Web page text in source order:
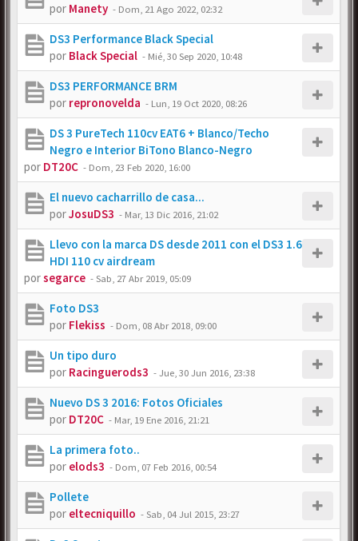
por Manety - Dom, 21 Ago 2022, 02:32
DS3 Performance Black Special
por Black Special - Mié, 30 Sep 2020, 10:48
DS3 PERFORMANCE BRM
por repronovelda - Lun, 19 Oct 2020, 08:26
DS 3 PureTech 110cv EAT6 + Blanco/Techo
Negro e Interior BiTono Blanco-Negro
por DT20C - Dom, 23 Feb 2020, 16:00
El nuevo cacharrillo de casa...
porJosuDS3 - Mar, 13 Dic 2016, 21:02
Llevo con la marca DS desde 2011 con el DS3 1.6
HDI 110 cv airdream
porsegarce -Sab, 27 Abr 2019, 05:09
Foto DS3
por Flekiss - Dom, 08 Abr 2018, 09:00
Un tipo duro
por Racinguerods3 -Jue, 30 Jun 2016, 23:38
Nuevo DS 3 2016: Fotos Oficiales
por DT20C - Mar, 19 Ene 2016, 21:21
La primera foto..
por elods3 - Dom, 07 Feb 2016, 00:54
Pollete
por eltecniquillo -Sab, 04 Jul 2015, 23:27